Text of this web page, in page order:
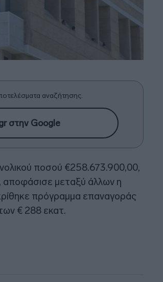
αναζήτησης.
στην Google
ποσού €258.673.900,00,
αποφάσισε μεταξύ άλλων η
πρόγραμμα επαναγοράς
€ 288 εκατ.